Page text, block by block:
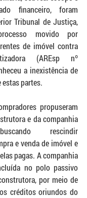
financeiro, foram
Tribunal de Justiça,
movido por
de imóvel contra
(AREsp nº
a inexistência de
partes.
propuseram
e da companhia
rescindir
e venda de imóvel e
pagas. A companhia
no polo passivo
por meio de
créditos oriundos do